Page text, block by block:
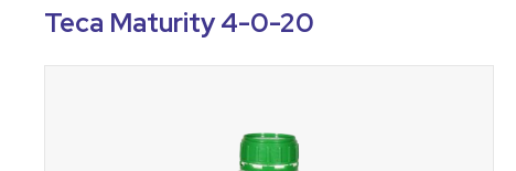
Teca Maturity 4-0-20